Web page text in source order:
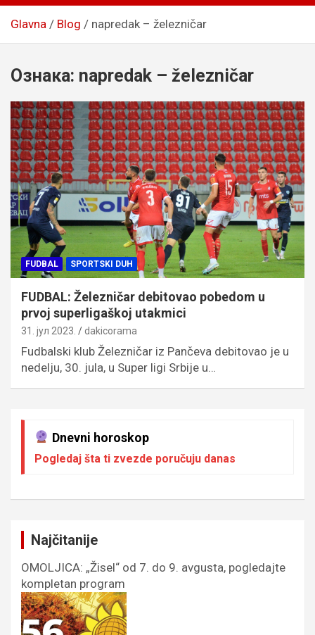
Glavna Blog napredak – železničar
Ознака: napredak – železničar
FUDBAL SPORTSKI DUH
FUDBAL: Železničar debitovao pobedom u
prvoj superligaškoj utakmici
31. јул 2023. dakicorama
Fudbalski klub Železničar iz Pančeva debitovao je u
nedelju, 30. jula, u Super ligi Srbije u…
Dnevni horoskop
Pogledaj šta ti zvezde poručuju danas
Najčitanije
OMOLJICA: „Žisel“ od 7. do 9. avgusta, pogledajte
kompletan program